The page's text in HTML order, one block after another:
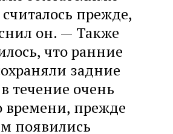
прежде,
он. — Также
что ранние
задние
течение очень
времени, прежде
появились